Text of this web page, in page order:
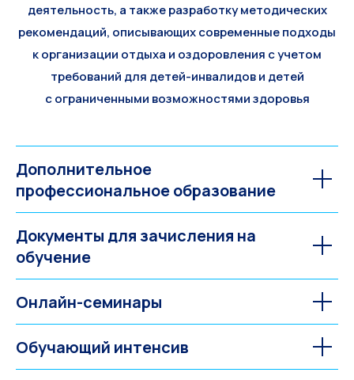
деятельность, а также разработку методических
рекомендаций, описывающих современные подходы
к организации отдыха и оздоровления с учетом
требований для детей-инвалидов и детей
с ограниченными возможностями здоровья
Дополнительное
профессиональное образование
Документы для зачисления на
обучение
Онлайн-семинары
Обучающий интенсив